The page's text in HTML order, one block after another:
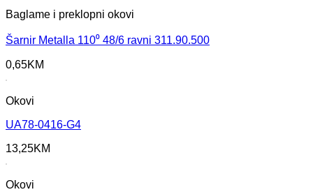
Baglame i preklopni okovi
Šarnir Metalla 110⁰ 48/6 ravni 311.90.500
0,65KM
Okovi
UA78-0416-G4
13,25KM
Okovi